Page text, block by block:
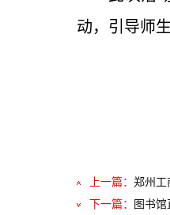
动，引导师
上一篇： 郑州工
下一篇：
图书